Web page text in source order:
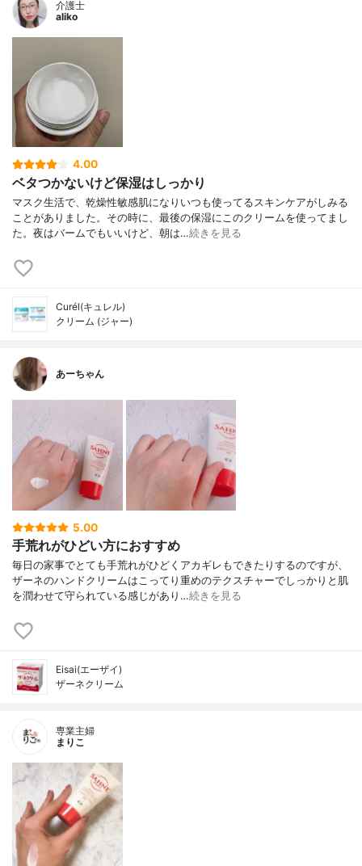
介護士
aliko
4.00
ベタつかないけど保湿はしっかり
マスク生活で、乾燥性敏感肌になりいつも使ってるスキンケアがしみる
ことがありました。その時に、最後の保湿にこのクリームを使ってまし
た。夜はバームでもいいけど、朝は…続きを見る
Curél(キュレル)
クリーム (ジャー)
あーちゃん
5.00
手荒れがひどい方におすすめ
毎日の家事でとても手荒れがひどくアカギレもできたりするのですが、
ザーネのハンドクリームはこってり重めのテクスチャーでしっかりと肌
を潤わせて守られている感じがあり…続きを見る
Eisai(エーザイ)
ザーネクリーム
専業主婦
まりこ